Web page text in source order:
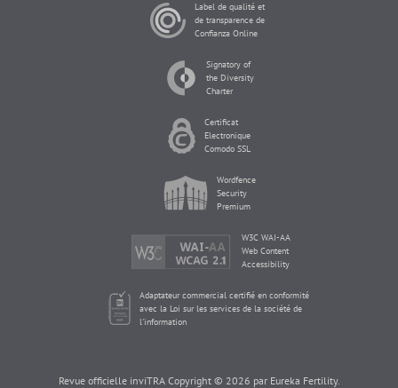
Label de qualité et
de transparence de
Confianza Online
Signatory of
the Diversity
Charter
Certificat
Electronique
Comodo SSL
Wordfence
Security
Premium
W3C WAI-AA
Web Content
Accessibility
Adaptateur commercial certifié en conformité
avec la Loi sur les services de la société de
l'information
Revue officielle inviTRA Copyright © 2026 par Eureka Fertility.